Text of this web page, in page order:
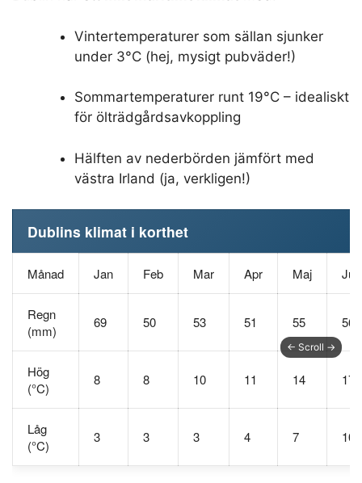
Vintertemperaturer som sällan sjunker
under 3°C (hej, mysigt pubväder!)
Sommartemperaturer runt 19°C – idealiskt
för ölträdgårdsavkoppling
Hälften av nederbörden jämfört med
västra Irland (ja, verkligen!)
Dublins klimat i korthet
Månad Jan Feb Mar Apr Maj Jun
Regn
(mm)
69 50 53 51 55 56
Hög
(°C)
8 8 10 11 14 17
Låg
(°C)
3 3 3 4 7 10